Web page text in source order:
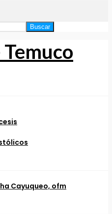
Buscar
Cayuqueo, ofm